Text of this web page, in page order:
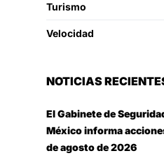
Turismo
Velocidad
NOTICIAS
El Gabinete de
México informa
de agosto de 2026